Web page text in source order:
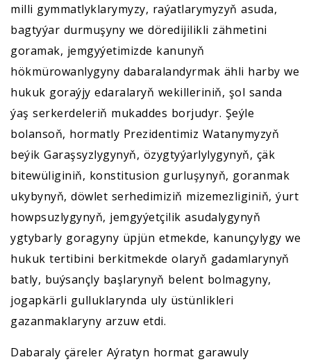
milli gymmatlyklarymyzy, raýatlarymyzyň asuda,
bagtyýar durmuşyny we döredijilikli zähmetini
goramak, jemgyýetimizde kanunyň
hökmürowanlygyny dabaralandyrmak ähli harby we
hukuk goraýjy edaralaryň wekilleriniň, şol sanda
ýaş serkerdeleriň mukaddes borjudyr. Şeýle
bolansoň, hormatly Prezidentimiz Watanymyzyň
beýik Garaşsyzlygynyň, özygtyýarlylygynyň, çäk
bitewüliginiň, konstitusion gurluşynyň, goranmak
ukybynyň, döwlet serhedimiziň mizemezliginiň, ýurt
howpsuzlygynyň, jemgyýetçilik asudalygynyň
ygtybarly goragyny üpjün etmekde, kanunçylygy we
hukuk tertibini berkitmekde olaryň gadamlarynyň
batly, buýsançly başlarynyň belent bolmagyny,
jogapkärli gulluklarynda uly üstünlikleri
gazanmaklaryny arzuw etdi.
Dabaraly çäreler Aýratyn hormat garawuly